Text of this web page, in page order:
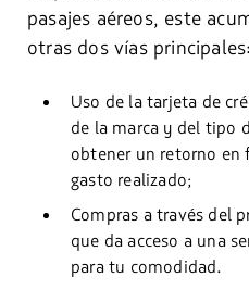
pasajes aéreos, este
otras dos vías principales:
Uso de la tarjeta de
de la marca y del tipo
obtener un retorno en
gasto realizado;
Compras a través del
que da acceso a una
para tu comodidad.